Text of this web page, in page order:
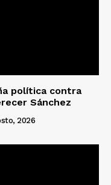
política contra
Sánchez
2026